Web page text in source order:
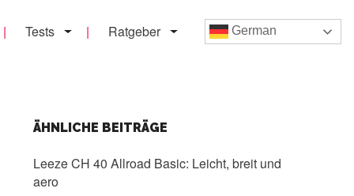
Tests Ratgeber German
ÄHNLICHE BEITRÄGE
Leeze CH 40 Allroad Basic: Leicht, breit und
aero